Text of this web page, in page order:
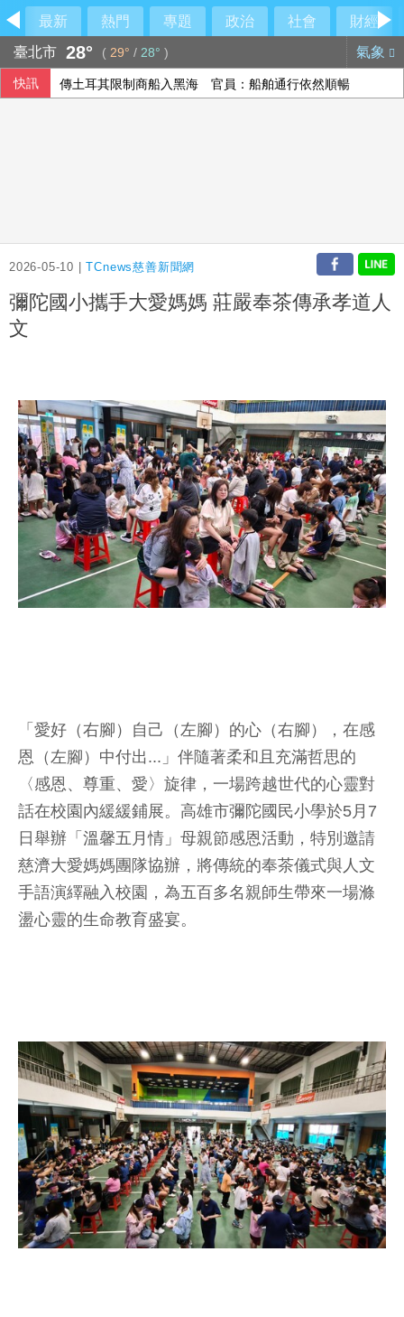
最新 熱門 專題 政治 社會
財經
臺北市 28° ( 29° / 28° ) 氣象
快訊 傳土耳其限制商船入黑海 官員：船舶通行依然順暢
2026-05-10 |TCnews慈善新聞網
彌陀國小攜手大愛媽媽 莊嚴奉茶傳承孝道人
文
「愛好（右腳）自己（左腳）的心（右腳），在感
恩（左腳）中付出...」伴隨著柔和且充滿哲思的
〈感恩、尊重、愛〉旋律，一場跨越世代的心靈對
話在校園內緩緩鋪展。高雄市彌陀國民小學於5月7
日舉辦「溫馨五月情」母親節感恩活動，特別邀請
慈濟大愛媽媽團隊協辦，將傳統的奉茶儀式與人文
手語演繹融入校園，為五百多名親師生帶來一場滌
盪心靈的生命教育盛宴。